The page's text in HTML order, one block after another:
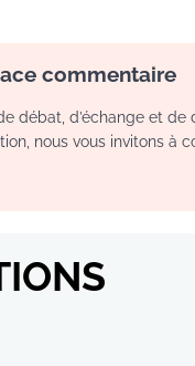
commentaire
débat, d’échange et
nous vous invitons à